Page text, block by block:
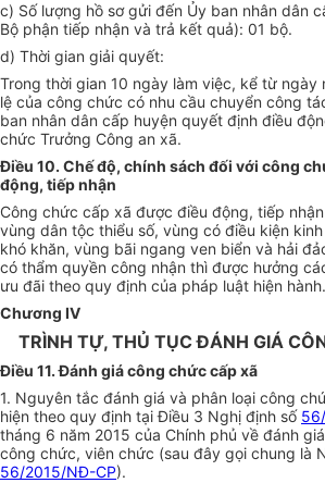
c) Số lượng hồ sơ gửi đến Ủy ban nhân dân
Bộ phận tiếp nhận và trả kết quả): 01 bộ.
d) Thời gian giải quyết:
Trong thời gian 10 ngày làm việc, kể từ ngày
lệ của công chức có nhu cầu chuyển công
ban nhân dân cấp huyện quyết định điều
chức Trưởng Công an xã.
Điều 10. Chế độ, chính sách đối với công
động, tiếp nhận
Công chức cấp xã được điều động, tiếp
vùng dân tộc thiểu số, vùng có điều kiện
khó khăn, vùng bãi ngang ven biển và hải
có thẩm quyền công nhận thì được hưởng
ưu đãi theo quy định của pháp luật hiện hành.
Chương IV
TRÌNH TỰ, THỦ TỤC ĐÁNH GIÁ
Điều 11. Đánh giá công chức cấp xã
1. Nguyên tắc đánh giá và phân loại công
hiện theo quy định tại Điều 3 Nghị định số
tháng 6 năm 2015 của Chính phủ về đánh
công chức, viên chức (sau đây gọi chung là
56/2015/NĐ-CP).